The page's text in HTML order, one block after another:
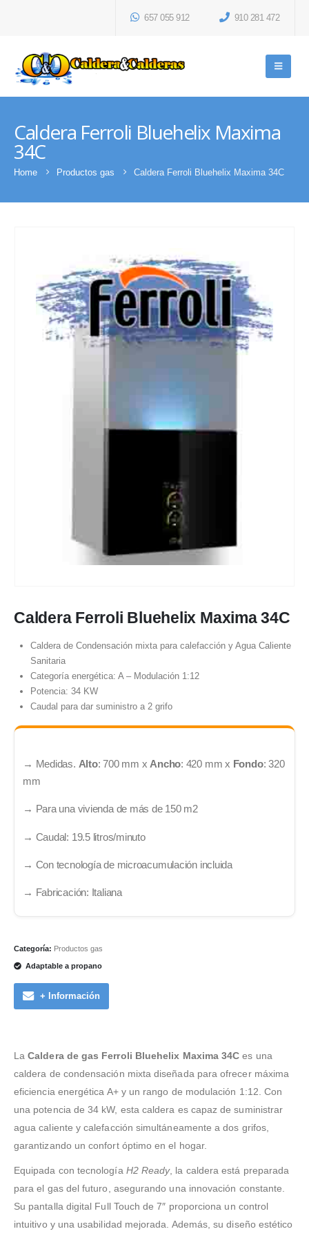
657 055 912 910 281 472
Caldera Ferroli Bluehelix Maxima
34C
Home Productos gas Caldera Ferroli Bluehelix Maxima 34C
Caldera Ferroli Bluehelix Maxima 34C
Caldera de Condensación mixta para calefacción y Agua Caliente
Sanitaria
Categoría energética: A – Modulación 1:12
Potencia: 34 KW
Caudal para dar suministro a 2 grifo
→ Medidas. Alto: 700 mm x Ancho: 420 mm x Fondo: 320
mm
→ Para una vivienda de más de 150 m2
→ Caudal: 19.5 litros/minuto
→ Con tecnología de microacumulación incluida
→ Fabricación: Italiana
Categoría: Productos gas
Adaptable a propano
+ Información
LaCaldera de gas Ferroli Bluehelix Maxima 34C es una
caldera de condensación mixta diseñada para ofrecer máxima
eficiencia energética A+ y un rango de modulación 1:12. Con
una potencia de 34 kW, esta caldera es capaz de suministrar
agua caliente y calefacción simultáneamente a dos grifos,
garantizando un confort óptimo en el hogar.
Equipada con tecnología H2 Ready, la caldera está preparada
para el gas del futuro, asegurando una innovación constante.
Su pantalla digital Full Touch de 7″ proporciona un control
intuitivo y una usabilidad mejorada. Además, su diseño estético